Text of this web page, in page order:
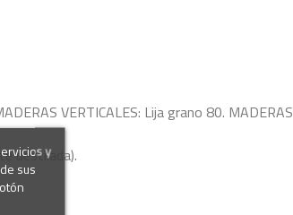
VERTICALES: Lija grano 80. MADERAS
destilada).
y
sus